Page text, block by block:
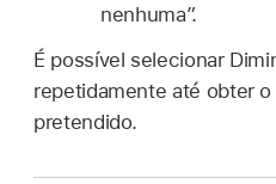
nenhuma”.
É possível selecionar
repetidamente até obter
pretendido.